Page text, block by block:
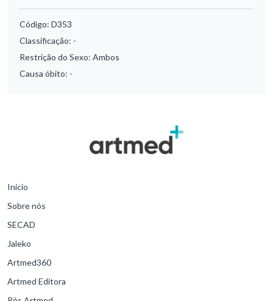
Código: D353
Classificação: -
Restrição do Sexo: Ambos
Causa óbito: -
Início
Sobre nós
SECAD
Jaleko
Artmed360
Artmed Editora